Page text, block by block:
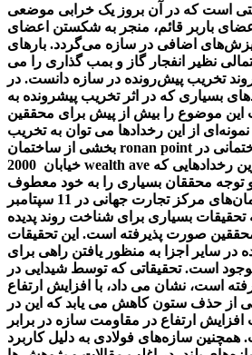
است که در آن بروز یک خرابی موضعی
باربر قائم، منجر به شکستن اعضای
اضافی در سازه می‌گردد. بارهای
نظیر انفجار گاز و بمب گذاری را می
تخریب پیش‌رونده در سازه دانست. در
بسیاری که در اثر تخریب پیشرونده به
این موضوع را بیش از پیش برای محققین
نمونه‌ای از این رخدادها می توان به تخریب
بخشی از ساختمان ronan point در 1968 و فروریختن ساختمانی در
خیابان 2000 wealth ave اشاره نمود. از مهمترین رخدادهایی که
و توجه محققان بسیاری را به خود معطوف
داشت، تخریب ساختمان‌های مرکز تجارت جهانی در 11 سپتامبر
تحقیقات بسیاری برای شناخت روند پدیده
صورت پذیرفته است. این تحقیقات
در سایر اجزا به منظور یافتن راهی برای
است. تحقیقاتی که توسط شیدایی در
پذیرفته است، نشان می داد، با افزایش ارتفاع
از حذف ستون کاهش می یابد که این در
افزایش ارتفاع در مقاومت سازه در برابر
سازه‌های فولادی به دلیل کاربرد